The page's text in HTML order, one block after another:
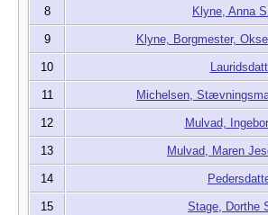
8 Klyne, Anna
9 Klyne, Borgmester,
10
11 Michelsen,
12 Mulvad,
13 Mulvad, Maren
14
15 Stage, Dorthe